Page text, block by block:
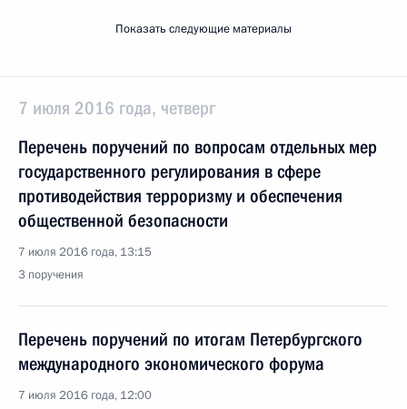
Показать следующие материалы
7 июля 2016 года, четверг
Перечень поручений по вопросам отдельных мер
государственного регулирования в сфере
противодействия терроризму и обеспечения
общественной безопасности
7 июля 2016 года, 13:15
3 поручения
Перечень поручений по итогам Петербургского
международного экономического форума
7 июля 2016 года, 12:00